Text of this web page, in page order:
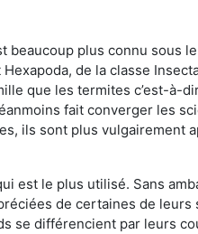
beaucoup plus connu sous
de la classe
que les termites c’est-à-
fait converger les
ils sont plus vulgairement
est le plus utilisé. Sans
de certaines de
se différencient par leurs